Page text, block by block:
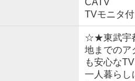
CATV
TVモニタ
☆★東武宇
地までの
も安心な
一人暮らし